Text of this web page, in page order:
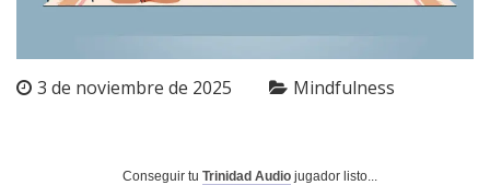
3 de noviembre de 2025 Mindfulness
Conseguir tu Trinidad Audio jugador listo...